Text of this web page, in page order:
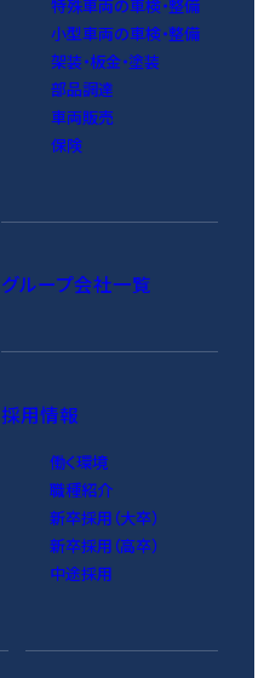
特殊車両の車検・整備
小型車両の車検・整備
架装・板金・塗装
部品調達
車両販売
保険
グループ会社一覧
採用情報
働く環境
職種紹介
新卒採用（大卒）
新卒採用（高卒）
中途採用